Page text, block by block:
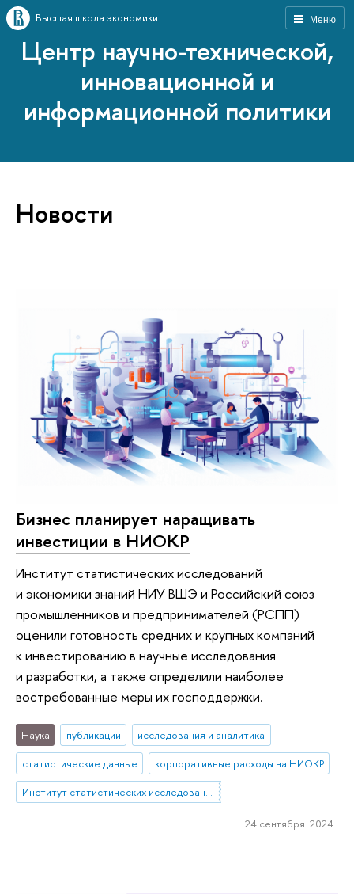
Меню
Высшая школа экономики
Центр научно-технической,
инновационной и
информационной политики
Новости
Бизнес планирует наращивать
инвестиции в НИОКР
Институт статистических исследований
и экономики знаний НИУ ВШЭ и Российский союз
промышленников и предпринимателей (РСПП)
оценили готовность средних и крупных компаний
к инвестированию в научные исследования
и разработки, а также определили наиболее
востребованные меры их господдержки.
Наука публикации
исследования и аналитика
статистические данные
корпоративные расходы на НИОКР
Институт статистических исследований и экономики знаний
24 сентября 2024